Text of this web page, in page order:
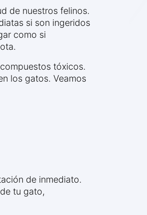
de nuestros felinos.
si son ingeridos
como si
tóxicos.
los gatos. Veamos
de inmediato.
tu gato,